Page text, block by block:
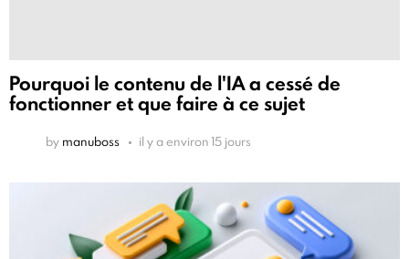
Pourquoi le contenu de l'IA a cessé de
fonctionner et que faire à ce sujet
by manuboss il y a environ 15 jours